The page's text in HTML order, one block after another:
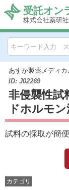
受託オン
株式会社薬研社
あすか製薬メディカ
ID: J02269
非侵襲性試
ドホルモ
試料の採取が簡
カテゴリ
HOME
お問い合わせ
お知らせ
キャンペーン
メーカー別索引